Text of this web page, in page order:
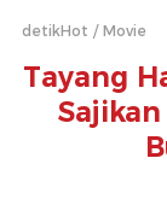
detikHot Movie
Tayang